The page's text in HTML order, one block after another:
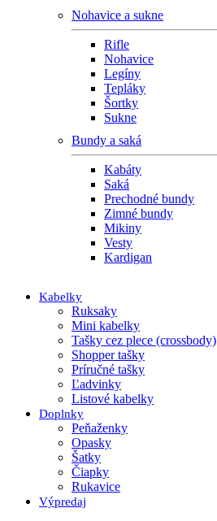
Nohavice a sukne
Rifle
Nohavice
Legíny
Tepláky
Šortky
Sukne
Bundy a saká
Kabáty
Saká
Prechodné bundy
Zimné bundy
Mikiny
Vesty
Kardigan
Kabelky
Ruksaky
Mini kabelky
Tašky cez plece (crossbody)
Shopper tašky
Príručné tašky
Ľadvinky
Listové kabelky
Doplnky
Peňaženky
Opasky
Šatky
Čiapky
Rukavice
Výpredaj